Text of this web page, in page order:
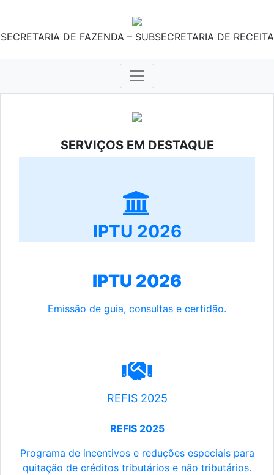
SECRETARIA DE FAZENDA – SUBSECRETARIA DE RECEITA
SERVIÇOS EM DESTAQUE
IPTU 2026
IPTU 2026
Emissão de guia, consultas e certidão.
REFIS 2025
REFIS 2025
Programa de incentivos e reduções especiais para
quitação de créditos tributários e não tributários.